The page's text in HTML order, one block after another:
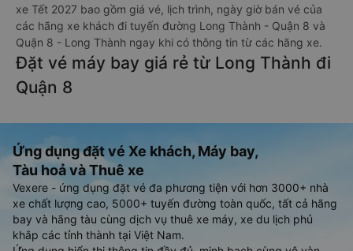
xe Tết 2027 bao gồm giá vé, lịch trình, ngày giờ bán vé của
các hãng xe khách đi tuyến đường Long Thành - Quận 8 và
Quận 8 - Long Thành ngay khi có thông tin từ các hãng xe.
Đặt vé máy bay giá rẻ từ Long Thành đi
Quận 8
Ứng dụng đặt vé Xe khách, Máy bay,
Tàu hoả và Thuê xe
Vexere - ứng dụng đặt vé đa phương tiện với hơn 3000+ nhà
xe chất lượng cao, 5000+ tuyến đường toàn quốc, tất cả hãng
bay và hãng tàu cùng dịch vụ thuê xe máy, xe du lịch phủ
khắp các tỉnh thành tại Việt Nam.